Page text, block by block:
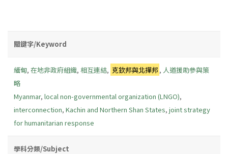
關鍵字/Keyword
緬甸, 在地非政府組織, 相互連結, 克欽邦與北撣邦 , 人道援助參與策
略
Myanmar, local non-governmental organization (LNGO),
interconnection, Kachin and Northern Shan States, joint strategy
for humanitarian response
學科分類/Subject